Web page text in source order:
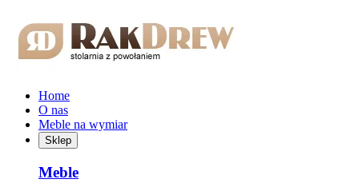
Home
O nas
Meble na wymiar
Sklep
Meble